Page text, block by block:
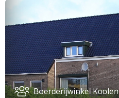
Boerderijwinkel Koolen